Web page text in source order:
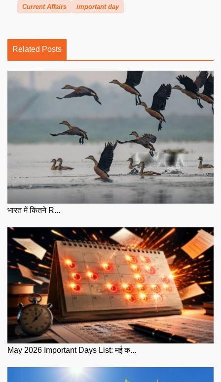
Current Affairs important day
Related Posts
भारत में कितने R...
May 2026 Important Days List: मई क...